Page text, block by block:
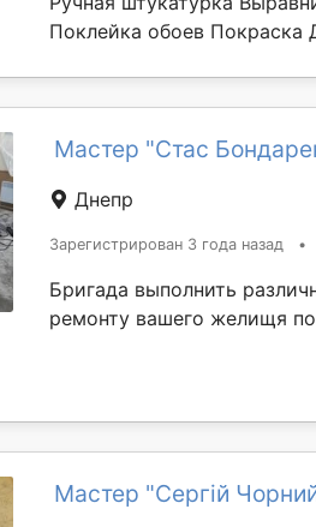
Поклейка обоев Покраска
Мастер "Стас
Днепр
Зарегистрирован 3 года назад •
Бригада выполнить
ремонту вашего желищя
Мастер "Сергій